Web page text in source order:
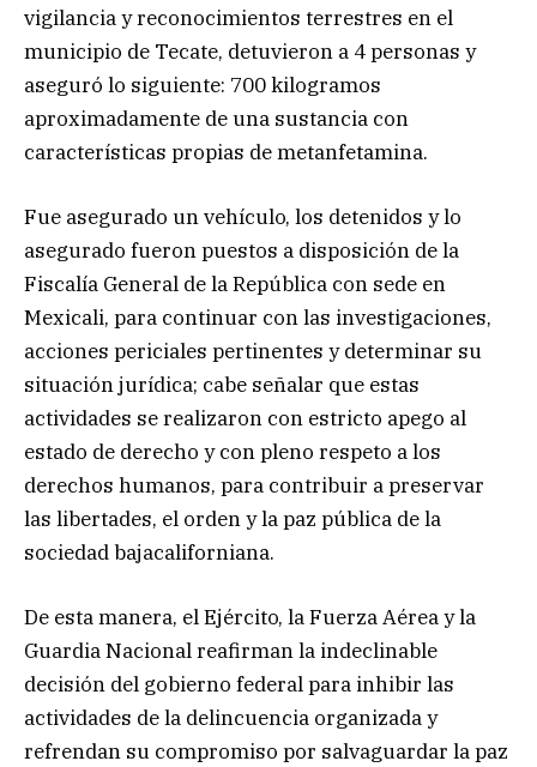
vigilancia y reconocimientos terrestres en el
municipio de Tecate, detuvieron a 4 personas y
aseguró lo siguiente: 700 kilogramos
aproximadamente de una sustancia con
características propias de metanfetamina.
Fue asegurado un vehículo, los detenidos y lo
asegurado fueron puestos a disposición de la
Fiscalía General de la República con sede en
Mexicali, para continuar con las investigaciones,
acciones periciales pertinentes y determinar su
situación jurídica; cabe señalar que estas
actividades se realizaron con estricto apego al
estado de derecho y con pleno respeto a los
derechos humanos, para contribuir a preservar
las libertades, el orden y la paz pública de la
sociedad bajacaliforniana.
De esta manera, el Ejército, la Fuerza Aérea y la
Guardia Nacional reafirman la indeclinable
decisión del gobierno federal para inhibir las
actividades de la delincuencia organizada y
refrendan su compromiso por salvaguardar la paz